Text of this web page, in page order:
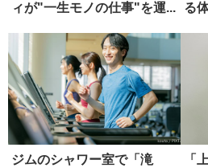
ィが"一生モノの仕事"を運...
る
ジムのシャワー室で「滝
「